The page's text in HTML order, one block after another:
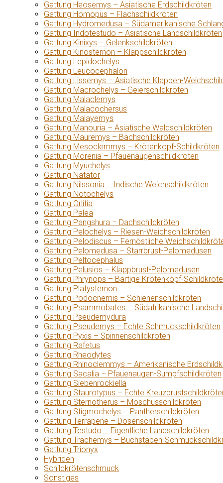
Gattung Heosemys – Asiatische Erdschildkröten
Gattung Homopus – Flachschildkröten
Gattung Hydromedusa – Südamerikanische
Gattung Indotestudo – Asiatische Landschildkröten
Gattung Kinixys – Gelenkschildkröten
Gattung Kinosternon – Klappschildkröten
Gattung Lepidochelys
Gattung Leucocephalon
Gattung Lissemys – Asiatische Klappen-
Gattung Macrochelys – Geierschildkröten
Gattung Malaclemys
Gattung Malacochersus
Gattung Malayemys
Gattung Manouria – Asiatische Waldschildkröten
Gattung Mauremys – Bachschildkröten
Gattung Mesoclemmys – Krötenkopf-Schildkröten
Gattung Morenia – Pfauenaugenschildkröten
Gattung Myuchelys
Gattung Natator
Gattung Nilssonia – Indische Weichschildkröten
Gattung Notochelys
Gattung Orlitia
Gattung Palea
Gattung Pangshura – Dachschildkröten
Gattung Pelochelys – Riesen-Weichschildkröten
Gattung Pelodiscus – Fernöstliche
Gattung Pelomedusa – Starrbrust-Pelomedusen
Gattung Peltocephalus
Gattung Pelusios – Klappbrust-Pelomedusen
Gattung Phrynops – Bärtige Krötenkopf-
Gattung Platysternon
Gattung Podocnemis – Schienenschildkröten
Gattung Psammobates – Südafrikanische
Gattung Pseudemydura
Gattung Pseudemys – Echte Schmuckschildkröten
Gattung Pyxis – Spinnenschildkröten
Gattung Rafetus
Gattung Rheodytes
Gattung Rhinoclemmys – Amerikanische
Gattung Sacalia – Pfauenaugen-Sumpfschildkröten
Gattung Siebenrockiella
Gattung Staurotypus – Echte
Gattung Sternotherus – Moschusschildkröten
Gattung Stigmochelys – Pantherschildkröten
Gattung Terrapene – Dosenschildkröten
Gattung Testudo – Eigentliche Landschildkröten
Gattung Trachemys – Buchstaben-
Gattung Trionyx
Hybriden
Schildkrötenschmuck
Sonstiges